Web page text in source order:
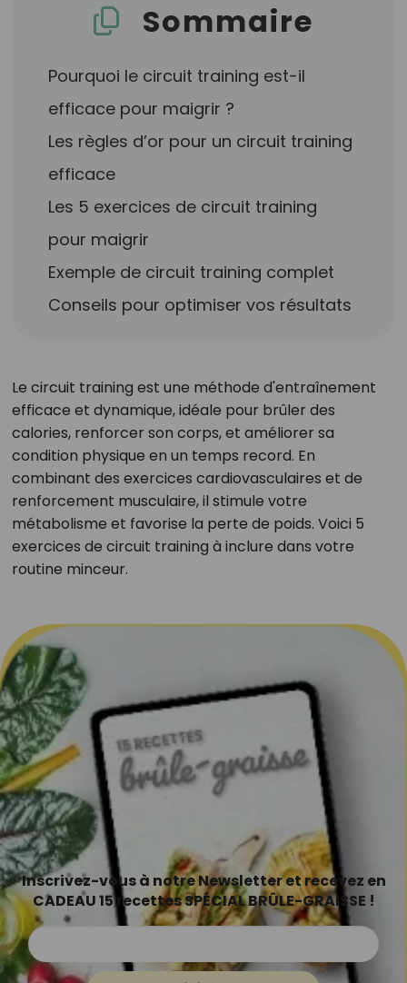
Sommaire
Pourquoi le circuit training est-il
efficace pour maigrir ?
Les règles d’or pour un circuit training
efficace
Les 5 exercices de circuit training
pour maigrir
Exemple de circuit training complet
Conseils pour optimiser vos résultats
Le circuit training est une méthode d'entraînement
efficace et dynamique, idéale pour brûler des
calories, renforcer son corps, et améliorer sa
condition physique en un temps record. En
combinant des exercices cardiovasculaires et de
renforcement musculaire, il stimule votre
métabolisme et favorise la perte de poids. Voici 5
exercices de circuit training à inclure dans votre
routine minceur.
Inscrivez-vous à notre Newsletter et recevez en
CADEAU 15 recettes SPÉCIAL BRÛLE-GRAISSE !